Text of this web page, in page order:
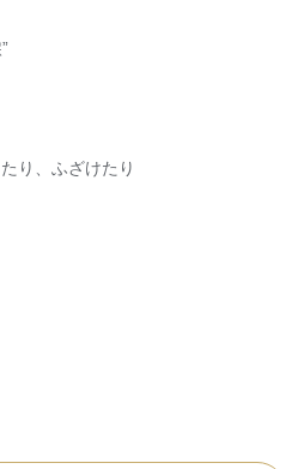
り、ふざけたり